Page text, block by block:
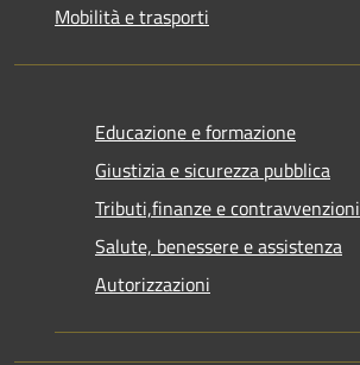
Mobilità e trasporti
Educazione e formazione
Giustizia e sicurezza pubblica
Tributi,finanze e contravvenzioni
Salute, benessere e assistenza
Autorizzazioni